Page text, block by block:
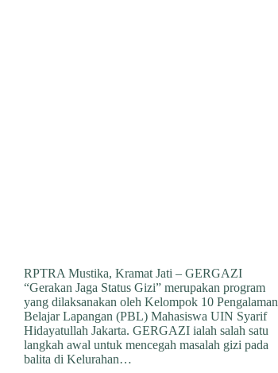
RPTRA Mustika, Kramat Jati – GERGAZI
“Gerakan Jaga Status Gizi” merupakan program
yang dilaksanakan oleh Kelompok 10 Pengalaman
Belajar Lapangan (PBL) Mahasiswa UIN Syarif
Hidayatullah Jakarta. GERGAZI ialah salah satu
langkah awal untuk mencegah masalah gizi pada
balita di Kelurahan…